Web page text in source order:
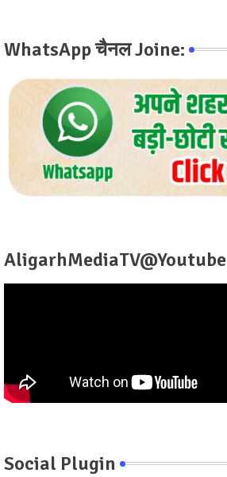
WhatsApp चैनल Joine:
AligarhMediaTV@Youtube
Social Plugin